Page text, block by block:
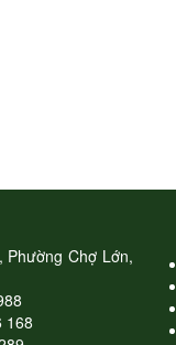
Phường Chợ Lớn,
168